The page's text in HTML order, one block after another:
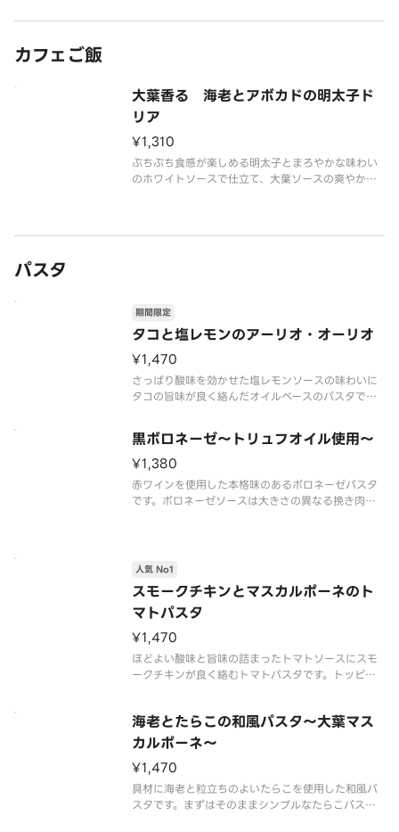
カフェご飯
大葉香る 海老とアボカドの明太子ド
リア
¥1,310
ぷちぷち食感が楽しめる明太子とまろやかな味わい
のホワイトソースで仕立て、大葉ソースの爽やかな
パスタ
タコと塩レモンのアーリオ・オーリオ
期間限定
¥1,470
さっぱり酸味を効かせた塩レモンソースの味わいに
タコの旨味が良く絡んだオイルベースのパスタで
ニトマトを加えて、爽やかな後味に仕立てていま
す。トッピングのパルミジャーノ・レジャーノが旨
味と香りをプラスし、イタリアンパセ
黒ボロネーゼ～トリュフオイル使用～
¥1,380
赤ワインを使用した本格味のあるボロネーゼパスタ
です。ボロネーゼソースは大きさの異なる挽き肉を
ゼソースの味わいを楽しめる1品で
スモークチキンとマスカルポーネのト
マトパスタ
人気 No1
¥1,470
ほどよい酸味と旨味の詰まったトマトソースにスモ
ークチキンが良く絡むトマトパスタです。トッピン
ぜていくと、コクとまろやかさが増して奥深い味わ
いに。食べ方を変化させながら、
海老とたらこの和風パスタ～大葉マス
カルポーネ～
¥1,470
具材に海老と粒立ちのよいたらこを使用した和風パ
スタです。まずはそのままシンプルなたらこパスタ